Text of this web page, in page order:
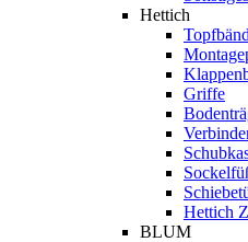
Hettich
Griffe
Hettich
BLUM